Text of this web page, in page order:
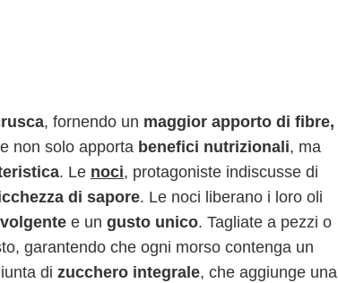
, fornendo un maggior apporto di fibre,
non solo apporta benefici nutrizionali, ma
. Le noci, protagoniste indiscusse di
di sapore. Le noci liberano i loro oli
e un gusto unico. Tagliate a pezzi o
garantendo che ogni morso contenga un
di zucchero integrale, che aggiunge una